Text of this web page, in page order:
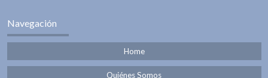
Navegación
Home
Quiénes Somos